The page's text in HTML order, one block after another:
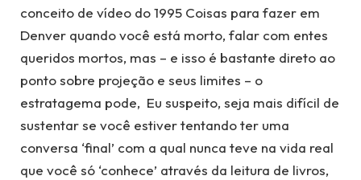
conceito de vídeo do 1995 Coisas para fazer em
Denver quando você está morto, falar com entes
queridos mortos, mas – e isso é bastante direto ao
ponto sobre projeção e seus limites – o
estratagema pode, Eu suspeito, seja mais difícil de
sustentar se você estiver tentando ter uma
conversa ‘final’ com a qual nunca teve na vida real
que você só ‘conhece’ através da leitura de livros,